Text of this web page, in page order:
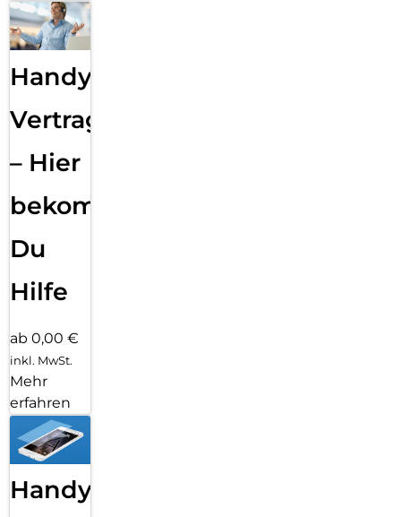
Handy
Vertragsabwicklung
– Hier
bekommst
Du
Hilfe
ab 0,00 €
inkl. MwSt.
Mehr
erfahren
Handy